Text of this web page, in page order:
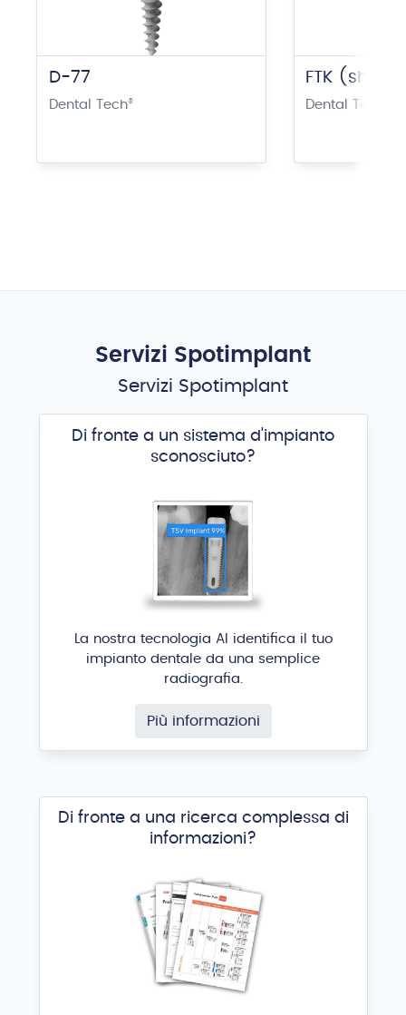
D-77
Dental Tech®
FTK (short)
Dental Tech
Servizi Spotimplant
Servizi Spotimplant
Di fronte a un sistema d'impianto
sconosciuto?
La nostra tecnologia AI identifica il tuo
impianto dentale da una semplice
radiografia.
Più informazioni
Di fronte a una ricerca complessa di
informazioni?